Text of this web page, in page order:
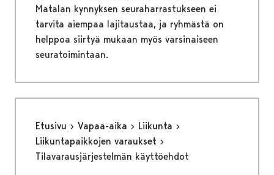
Matalan kynnyksen seuraharrastukseen ei
tarvita aiempaa lajitaustaa, ja ryhmästä on
helppoa siirtyä mukaan myös varsinaiseen
seuratoimintaan.
Etusivu Vapaa-aika
Liikunta
Liikuntapaikkojen varaukset
Tilavarausjärjestelmän käyttöehdot